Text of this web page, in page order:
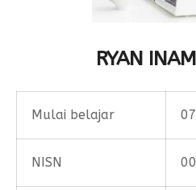
SOP Pengelola Keuangan
Kalender Akademik
RYAN
Mulai belajar
NISN